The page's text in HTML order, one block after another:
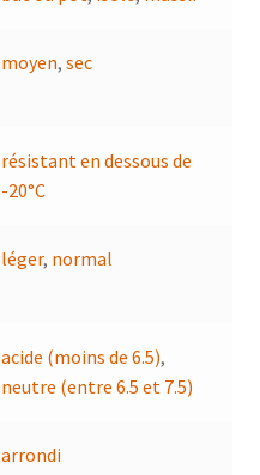
moyen,sec
résistant en dessous de
-20°C
léger, normal
acide (moins de 6.5),
neutre (entre 6.5 et 7.5)
arrondi